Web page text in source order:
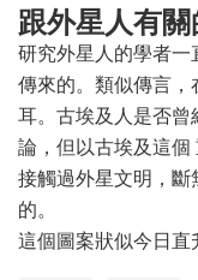
跟外星人有
研究外星人的學者一
傳來的。類似傳言，
耳。古埃及人是否曾
論，但以古埃及這個
接觸過外星文明，斷
的。
這個圖案狀似今日直